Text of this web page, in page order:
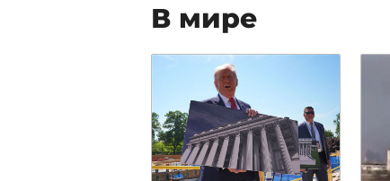
В мире